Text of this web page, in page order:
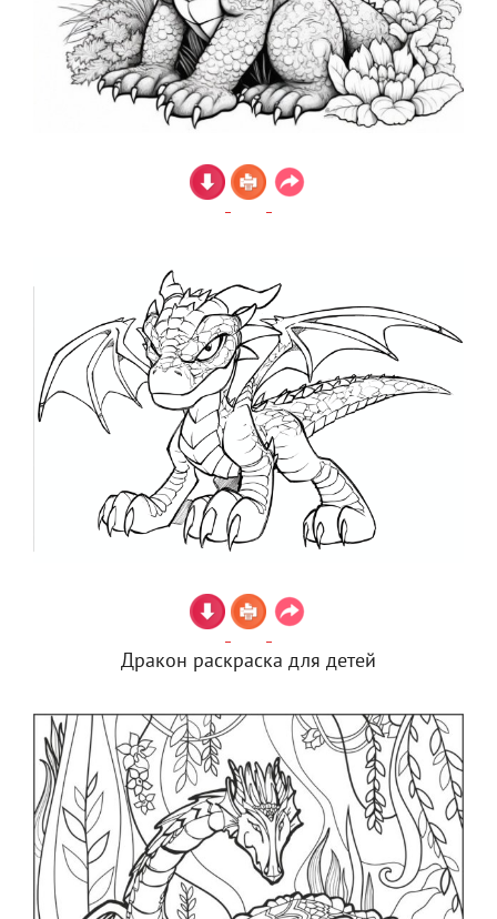
Дракон раскраска для детей